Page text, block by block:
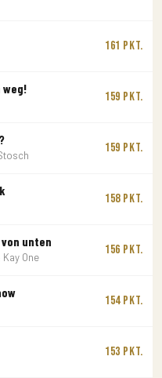
161 Pkt.
weg!
159 Pkt.
159 Pkt.
158 Pkt.
unten
One
156 Pkt.
154 Pkt.
153 Pkt.